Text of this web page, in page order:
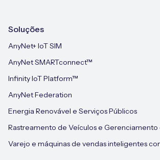
Soluções
AnyNet+ IoT SIM
AnyNet SMARTconnect™
Infinity IoT Platform™
AnyNet Federation
Energia Renovável e Serviços Públicos
Rastreamento de Veículos e
Varejo e máquinas de vendas inteligentes